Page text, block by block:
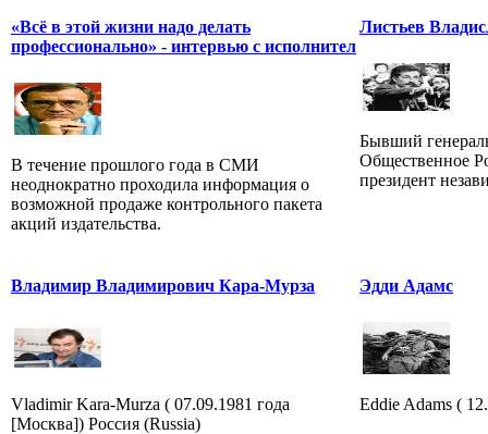
«Всё в этой жизни надо делать
профессионально» - интервью с исполнител
В течение прошлого года в СМИ
неоднократно проходила информация о
возможной продаже контрольного пакета
акций издательства.
Листьев
Бывший
Общественное
президент
Владимир Владимирович Кара-Мурза
Vladimir Kara-Murza ( 07.09.1981 года
[Москва]) Россия (Russia)
Эдди Адамс
Eddie Adams (